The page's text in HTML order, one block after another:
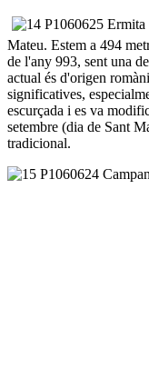
Mateu. Estem a 494
de l'any 993, sent una
actual és d'origen
significatives,
escurçada i es va
setembre (dia de Sant
tradicional.